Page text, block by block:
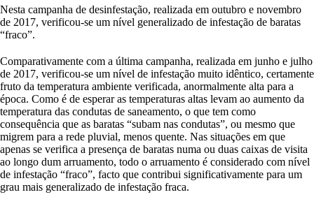
Nesta campanha de desinfestação, realizada em outubro e novembro
de 2017, verificou-se um nível generalizado de infestação de baratas
“fraco”.
Comparativamente com a última campanha, realizada em junho e julho
de 2017, verificou-se um nível de infestação muito idêntico, certamente
fruto da temperatura ambiente verificada, anormalmente alta para a
época. Como é de esperar as temperaturas altas levam ao aumento da
temperatura das condutas de saneamento, o que tem como
consequência que as baratas “subam nas condutas”, ou mesmo que
migrem para a rede pluvial, menos quente. Nas situações em que
apenas se verifica a presença de baratas numa ou duas caixas de visita
ao longo dum arruamento, todo o arruamento é considerado com nível
de infestação “fraco”, facto que contribui significativamente para um
grau mais generalizado de infestação fraca.